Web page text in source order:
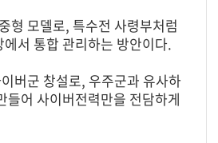
형 모델로, 특수전 사령부처럼
서 통합 관리하는 방안이다.
버군 창설로, 우주군과 유사하
들어 사이버전력만을 전담하게